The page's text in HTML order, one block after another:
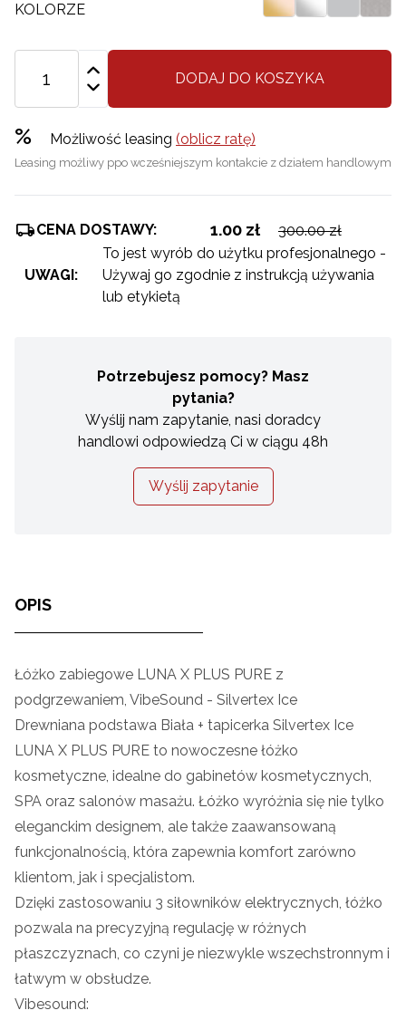
KOLORZE
DODAJ DO KOSZYKA
% Możliwość leasing (oblicz ratę)
Leasing możliwy ppo wcześniejszym kontakcie z działem handlowym
CENA DOSTAWY: 1.00 zł 300.00 zł
UWAGI:
To jest wyrób do użytku profesjonalnego -
Używaj go zgodnie z instrukcją używania
lub etykietą
Potrzebujesz pomocy? Masz
pytania?
Wyślij nam zapytanie, nasi doradcy
handlowi odpowiedzą Ci w ciągu 48h
Wyślij zapytanie
OPIS
Łóżko zabiegowe LUNA X PLUS PURE z
podgrzewaniem, VibeSound - Silvertex Ice
Drewniana podstawa Biała + tapicerka Silvertex Ice
LUNA X PLUS PURE to nowoczesne łóżko
kosmetyczne, idealne do gabinetów kosmetycznych,
SPA oraz salonów masażu. Łóżko wyróżnia się nie tylko
eleganckim designem, ale także zaawansowaną
funkcjonalnością, która zapewnia komfort zarówno
klientom, jak i specjalistom.
Dzięki zastosowaniu 3 siłowników elektrycznych, łóżko
pozwala na precyzyjną regulację w różnych
płaszczyznach, co czyni je niezwykle wszechstronnym i
łatwym w obsłudze.
Vibesound: